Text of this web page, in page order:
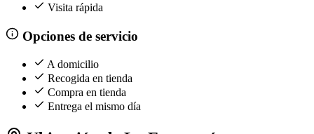
Visita rápida
Opciones de servicio
A domicilio
Recogida en tienda
Compra en tienda
Entrega el mismo día